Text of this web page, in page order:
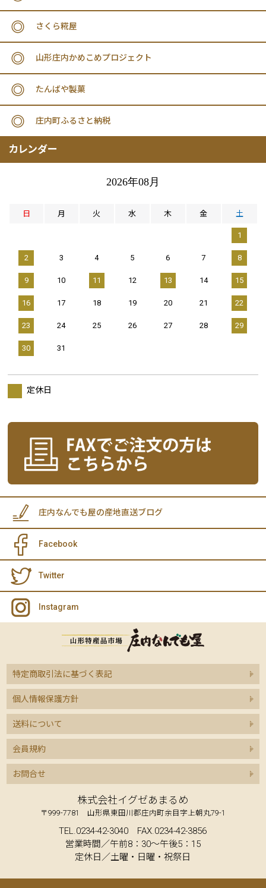
さくら糀屋
山形庄内かめこめプロジェクト
たんばや製菓
庄内町ふるさと納税
カレンダー
2026年08月
日 月 火 水 木 金 土
1
2 3 4 5 6 7 8
9 10 11 12 13 14 15
16 17 18 19 20 21 22
23 24 25 26 27 28 29
30 31
定休日
庄内なんでも屋の産地直送ブログ
Facebook
Twitter
Instagram
特定商取引法に基づく表記
個人情報保護方針
送料について
会員規約
お問合せ
株式会社イグゼあまるめ
〒999-7781 山形県東田川郡庄内町余目字上朝丸79-1
TEL.0234-42-3040 FAX.0234-42-3856
営業時間／午前8：30～午後5：15
定休日／土曜・日曜・祝祭日